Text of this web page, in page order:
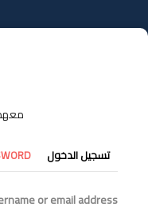
إلى
المحتوى
التبويبات
الأساسية
تسجيل الدخول
or email address